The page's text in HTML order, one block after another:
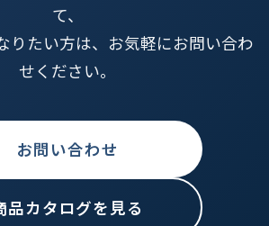
て、
りたい方は、お気軽にお問い合わ
せください。
お問い合わせ
品カタログを見る